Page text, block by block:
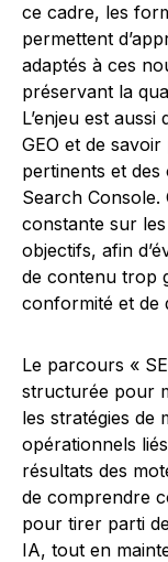
ce cadre, les
permettent
adaptés à ces
préservant la
L’enjeu est
GEO et de
pertinents et
Search Console.
constante sur
objectifs, afin
de contenu trop
conformité et de
Le parcours «
structurée pour
les stratégies de
opérationnels
résultats des
de comprendre
pour tirer parti
IA, tout en